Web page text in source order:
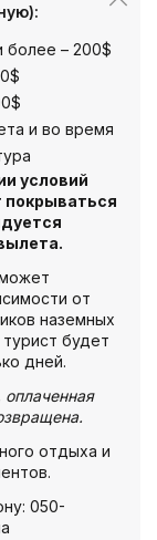
более – 200$
и во время
условий
покрываться
от
наземных
будет
дней.
оплаченная
отдыха и
050-